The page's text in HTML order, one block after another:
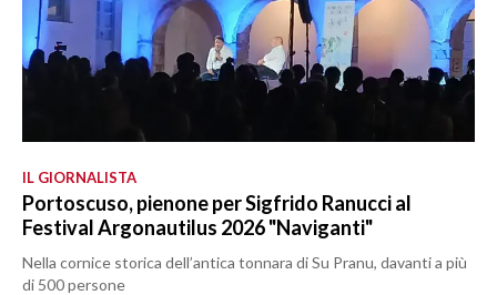
IL GIORNALISTA
Portoscuso, pienone per Sigfrido Ranucci al
Festival Argonautilus 2026 "Naviganti"
Nella cornice storica dell’antica tonnara di Su Pranu, davanti a più
di 500 persone